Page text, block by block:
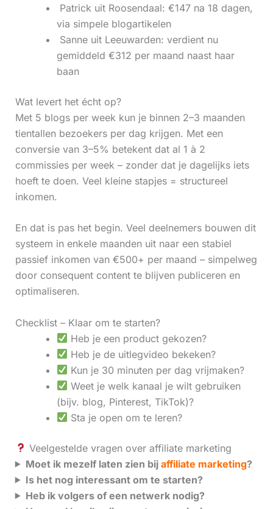
‍ Patrick uit Roosendaal: €147 na 18 dagen,
via simpele blogartikelen
‍ Sanne uit Leeuwarden: verdient nu
gemiddeld €312 per maand naast haar
baan
Wat levert het écht op?
Met 5 blogs per week kun je binnen 2–3 maanden
tientallen bezoekers per dag krijgen. Met een
conversie van 3–5% betekent dat al 1 à 2
commissies per week – zonder dat je dagelijks iets
hoeft te doen. Veel kleine stapjes = structureel
inkomen.
En dat is pas het begin. Veel deelnemers bouwen dit
systeem in enkele maanden uit naar een stabiel
passief inkomen van €500+ per maand – simpelweg
door consequent content te blijven publiceren en
optimaliseren.
Checklist – Klaar om te starten?
Heb je een product gekozen?
Heb je de uitlegvideo bekeken?
Kun je 30 minuten per dag vrijmaken?
Weet je welk kanaal je wilt gebruiken
(bijv. blog, Pinterest, TikTok)?
Sta je open om te leren?
Veelgestelde vragen over affiliate marketing
Moet ik mezelf laten zien bij affiliate marketing?
Is het nog interessant om te starten?
Heb ik volgers of een netwerk nodig?